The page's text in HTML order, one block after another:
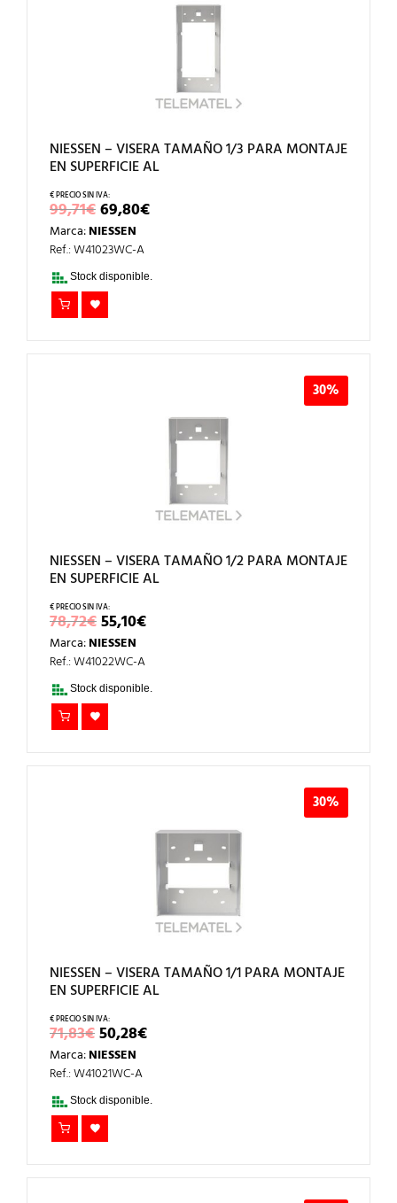
NIESSEN – VISERA TAMAÑO 1/3 PARA MONTAJE
EN SUPERFICIE AL
99,71€EL
PRECIO
ORIGINAL
ERA:
99,71€.
69,80€EL
PRECIO
Marca:NIESSEN
Ref.: W41023WC-A
Stock disponible.
30%
NIESSEN – VISERA TAMAÑO 1/2 PARA MONTAJE
EN SUPERFICIE AL
78,72€EL
PRECIO
ORIGINAL
ERA:
78,72€.
55,10€EL
PRECIO
Marca:NIESSEN
Ref.: W41022WC-A
Stock disponible.
30%
NIESSEN – VISERA TAMAÑO 1/1 PARA MONTAJE
EN SUPERFICIE AL
71,83€EL
PRECIO
ORIGINAL
ERA:
71,83€.
50,28€EL
PRECIO
Marca:NIESSEN
Ref.: W41021WC-A
Stock disponible.